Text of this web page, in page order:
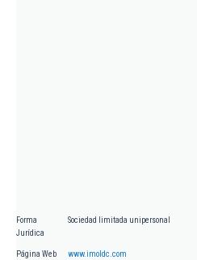
Forma
Jurídica
Sociedad limitada unipersonal
Página Web www.imoldc.com